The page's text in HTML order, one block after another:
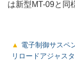
は新型MT-09と同
電子制御サスペ
リロードアジャス